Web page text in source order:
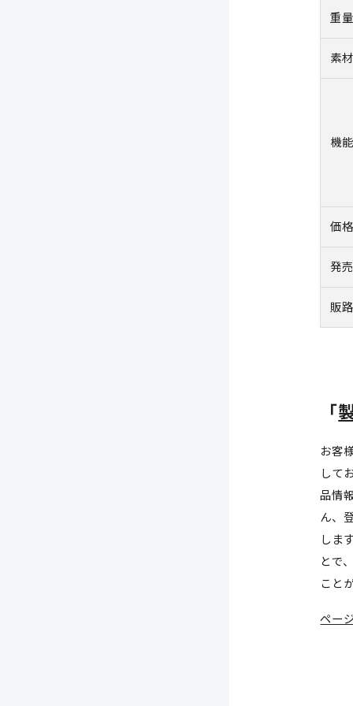
重量
素材
機能
価格
発
販路
「
お客
して
品情
ん、
しま
とで
こと
ペー